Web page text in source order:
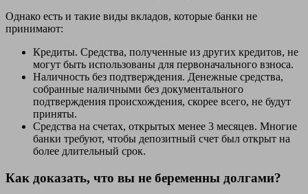
Однако есть и такие виды вкладов, которые банки не
принимают:
Кредиты. Средства, полученные из других кредитов, не
могут быть использованы для первоначального взноса.
Наличность без подтверждения. Денежные средства,
собранные наличными без документального
подтверждения происхождения, скорее всего, не будут
приняты.
Средства на счетах, открытых менее 3 месяцев. Многие
банки требуют, чтобы депозитный счет был открыт на
более длительный срок.
Как доказать, что вы не беременны долгами?